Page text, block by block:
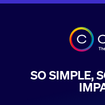
SO SIMPLE,